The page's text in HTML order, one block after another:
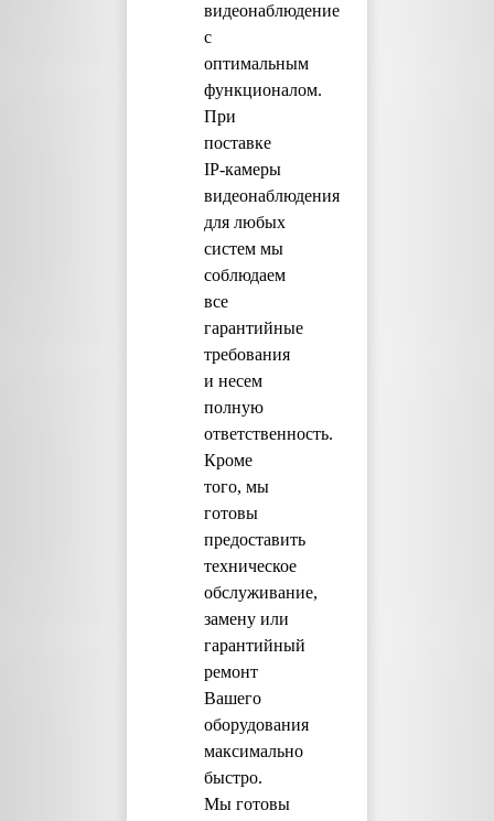
видеонаблюдение
с
оптимальным
функционалом.
При
поставке
IP-камеры
видеонаблюдения
для любых
систем мы
соблюдаем
все
гарантийные
требования
и несем
полную
ответственность.
Кроме
того, мы
готовы
предоставить
техническое
обслуживание,
замену или
гарантийный
ремонт
Вашего
оборудования
максимально
быстро.
Мы готовы